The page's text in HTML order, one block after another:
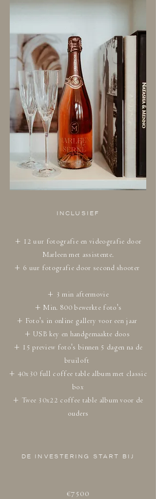
INCLUSIEF
+ 12 uur fotografie en videografie door
Marleen met assistente.
+ 6 uur fotografie door second shooter
+ 3 min aftermovie
+ Min. 800 bewerkte foto's
+ Foto's in online gallery voor een jaar
+ USB key en handgemaakte doos
+ 15 preview foto's binnen 5 dagen na de
bruiloft
+ 40x30 full coffee table album met classic
box
+ Twee 30x22 coffee table album voor de
ouders
DE INVESTERING START BIJ
€7500